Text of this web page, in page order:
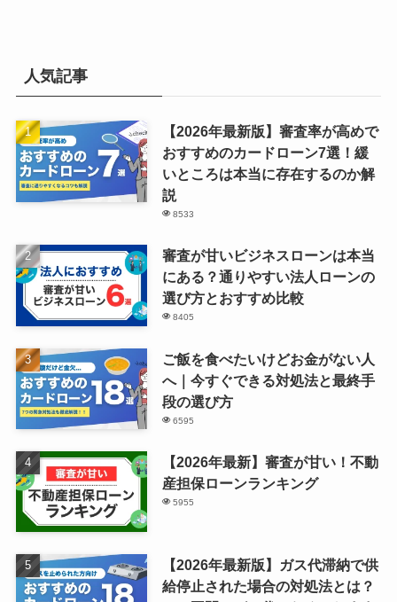
人気記事
【2026年最新版】審査率が高めで
おすすめのカードローン7選！緩
いところは本当に存在するのか解
説
8533
審査が甘いビジネスローンは本当
にある？通りやすい法人ローンの
選び方とおすすめ比較
8405
ご飯を食べたいけどお金がない人
へ｜今すぐできる対処法と最終手
段の選び方
6595
【2026年最新】審査が甘い！不動
産担保ローンランキング
5955
【2026年最新版】ガス代滞納で供
給停止された場合の対処法とは？